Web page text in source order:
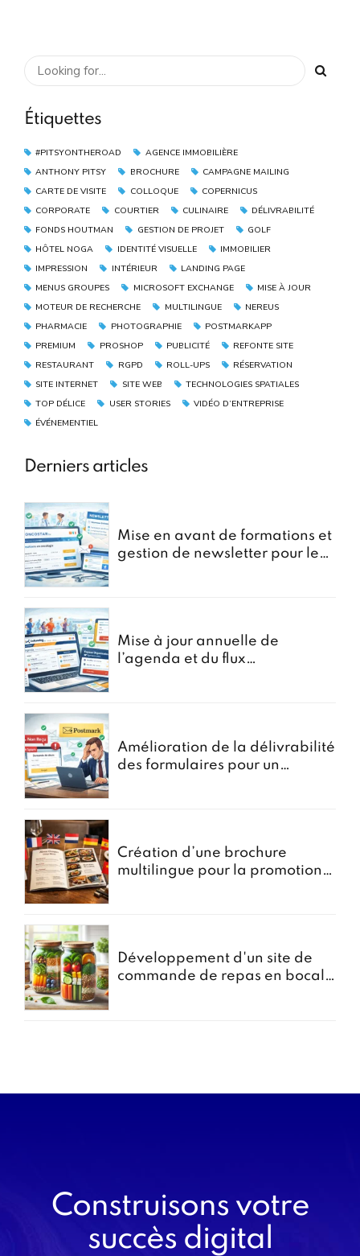
Étiquettes
#PITSYONTHEROAD
AGENCE IMMOBILIÈRE
ANTHONY PITSY
BROCHURE
CAMPAGNE MAILING
CARTE DE VISITE
COLLOQUE
COPERNICUS
CORPORATE
COURTIER CULINAIRE
DÉLIVRABILITÉ
FONDS HOUTMAN
GESTION DE PROJET
GOLF
HÔTEL NOGA
IDENTITÉ VISUELLE
IMMOBILIER
IMPRESSION
INTÉRIEUR
LANDING PAGE
MENUS GROUPES
MICROSOFT EXCHANGE
MISE À JOUR
MOTEUR DE RECHERCHE
MULTILINGUE
NEREUS
PHARMACIE
PHOTOGRAPHIE
POSTMARKAPP
PREMIUM
PROSHOP PUBLICITÉ
REFONTE SITE
RESTAURANT
RGPD ROLL-UPS
RÉSERVATION
SITE INTERNET
SITE WEB
TECHNOLOGIES SPATIALES
TOP DÉLICE
USER STORIES
VIDÉO D’ENTREPRISE
ÉVÉNEMENTIEL
Derniers articles
Mise en avant de formations et
gestion de newsletter pour le
Mise à jour annuelle de
l’agenda et du flux
Amélioration de la délivrabilité
des formulaires pour un
Création d’une brochure
multilingue pour la promotion
Développement d'un site de
commande de repas en bocal -
Construisons votre
succès digital